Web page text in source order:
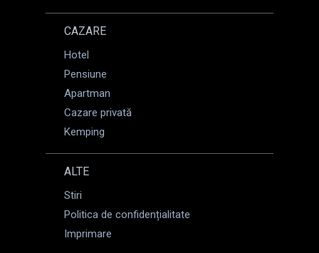
CAZARE
Hotel
Pensiune
Apartman
Cazare privată
Kemping
ALTE
Stiri
Politica de confidențialitate
Imprimare